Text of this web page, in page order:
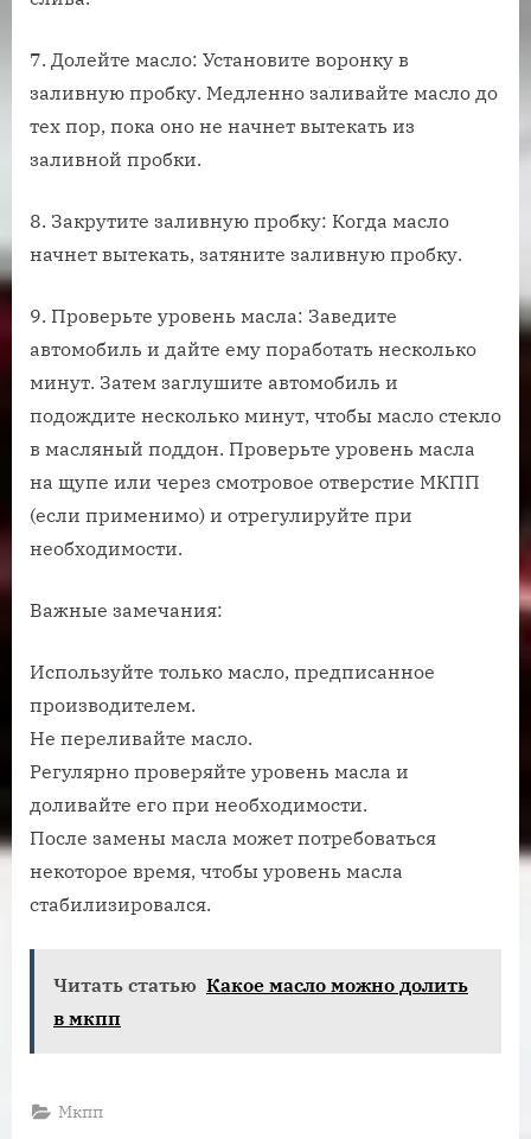
7. Долейте масло: Установите воронку в
заливную пробку. Медленно заливайте масло до
тех пор, пока оно не начнет вытекать из
заливной пробки.
8. Закрутите заливную пробку: Когда масло
начнет вытекать, затяните заливную пробку.
9. Проверьте уровень масла: Заведите
автомобиль и дайте ему поработать несколько
минут. Затем заглушите автомобиль и
подождите несколько минут, чтобы масло стекло
в масляный поддон. Проверьте уровень масла
на щупе или через смотровое отверстие МКПП
(если применимо) и отрегулируйте при
необходимости.
Важные замечания:
Используйте только масло, предписанное
производителем.
Не переливайте масло.
Регулярно проверяйте уровень масла и
доливайте его при необходимости.
После замены масла может потребоваться
некоторое время, чтобы уровень масла
стабилизировался.
Читать статью Какое масло можно долить
в мкпп
Мкпп